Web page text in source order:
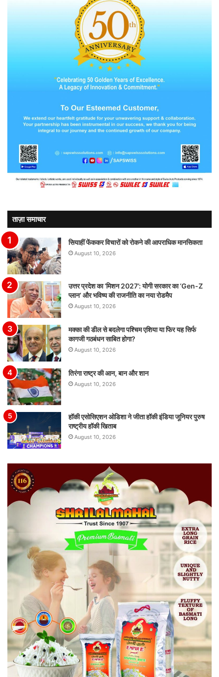
ताज़ा समाचार
सियाहीं फेंककर विचारों को रोकने की आपराधिक मानसिकता
August 10, 2026
उत्तर प्रदेश का ‘मिशन 2027’: योगी सरकार का ‘Gen-Z
प्लान’ और भविष्य की राजनीति का नया रोडमैप
August 10, 2026
मक्का की डील से बदलेगा पश्चिम एशिया या फिर यह सिर्फ
कागजी गठबंधन साबित होगा?
August 10, 2026
तिरंगा राष्ट्र की आन, बान और शान
August 10, 2026
हॉकी एसोसिएशन ओडिशा ने जीता हॉकी इंडिया जूनियर पुरुष
राष्ट्रीय हॉकी खिताब
August 10, 2026